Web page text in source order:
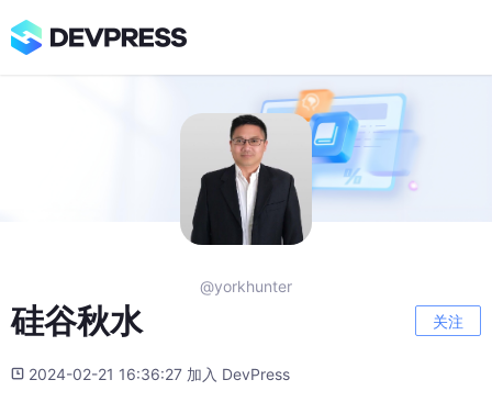
@yorkhunter
硅谷秋水 关注
2024-02-21 16:36:27 加入 DevPress